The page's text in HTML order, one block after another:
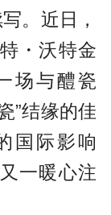
e
r
f
u
l
l
。近日，
・沃特金
场与醴瓷
”结缘的佳
国际影响
一暖心注